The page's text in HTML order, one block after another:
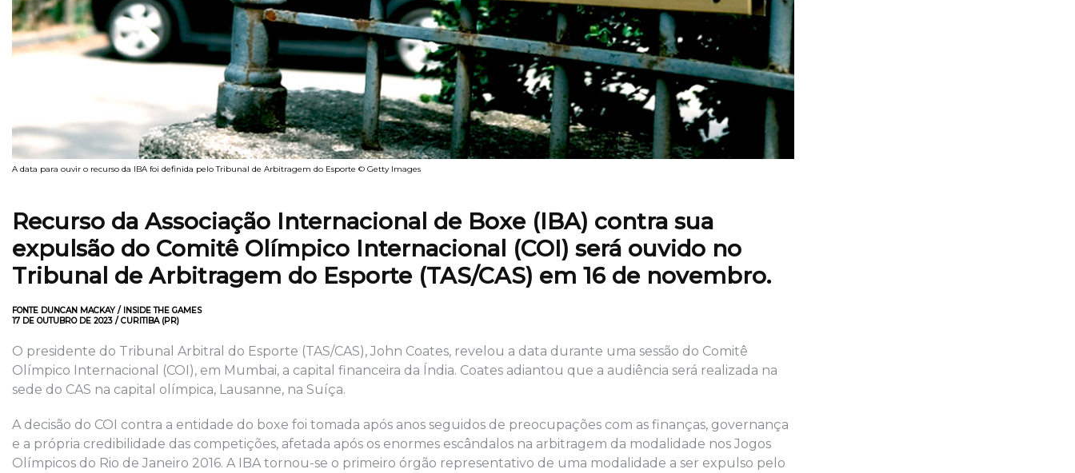
A data para ouvir o recurso da IBA foi definida pelo Tribunal de Arbitragem do Esporte © Getty Images
Recurso da Associação Internacional de Boxe (IBA) contra sua
expulsão do Comitê Olímpico Internacional (COI) será ouvido no
Tribunal de Arbitragem do Esporte (TAS/CAS) em 16 de novembro.
FONTE DUNCAN MACKAY / INSIDE THE GAMES
17 DE OUTUBRO DE 2023 / CURITIBA (PR)
O presidente do Tribunal Arbitral do Esporte (TAS/CAS), John Coates, revelou a data durante uma sessão do Comitê
Olímpico Internacional (COI), em Mumbai, a capital financeira da Índia. Coates adiantou que a audiência será realizada na
sede do CAS na capital olímpica, Lausanne, na Suíça.
A decisão do COI contra a entidade do boxe foi tomada após anos seguidos de preocupações com as finanças, governança
e a própria credibilidade das competições, afetada após os enormes escândalos na arbitragem da modalidade nos Jogos
Olímpicos do Rio de Janeiro 2016. A IBA tornou-se o primeiro órgão representativo de uma modalidade a ser expulso pelo